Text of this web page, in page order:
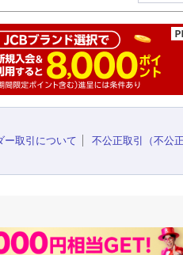
ー取引について
不公正取引（不公